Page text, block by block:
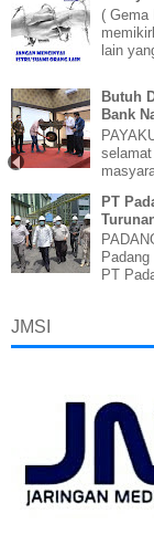
(
lain
Butuh
Bank
PT
PT
JMSI